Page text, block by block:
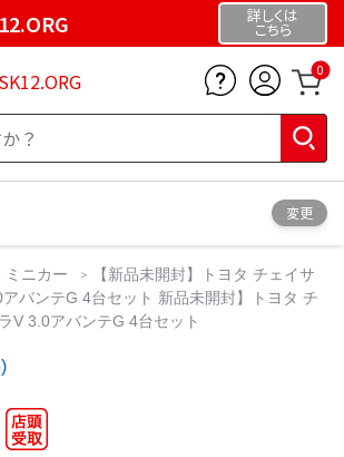
詳しくは
こちら
0
変更
ミニカー
【新品未開封】トヨタ チェイサ
バンテG 4台セット 新品未開封】トヨタ チ
V 3.0アバンテG 4台セット